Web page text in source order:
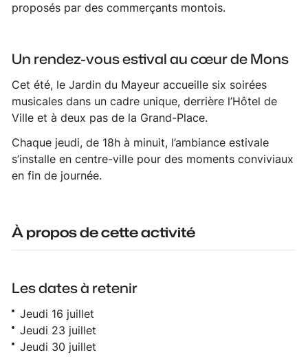
proposés par des commerçants montois.
Un rendez-vous estival au cœur de Mons
Cet été, le Jardin du Mayeur accueille six soirées
musicales dans un cadre unique, derrière l’Hôtel de
Ville et à deux pas de la Grand-Place.
Chaque jeudi, de 18h à minuit, l’ambiance estivale
s’installe en centre-ville pour des moments conviviaux
en fin de journée.
À propos de cette activité
Les dates à retenir
Jeudi 16 juillet
Jeudi 23 juillet
Jeudi 30 juillet